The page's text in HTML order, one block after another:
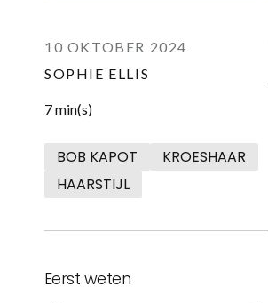
10 OKTOBER 2024
SOPHIE ELLIS
7 min(s)
BOB KAPOT
KROESHAAR
HAARSTIJL
Eerst weten